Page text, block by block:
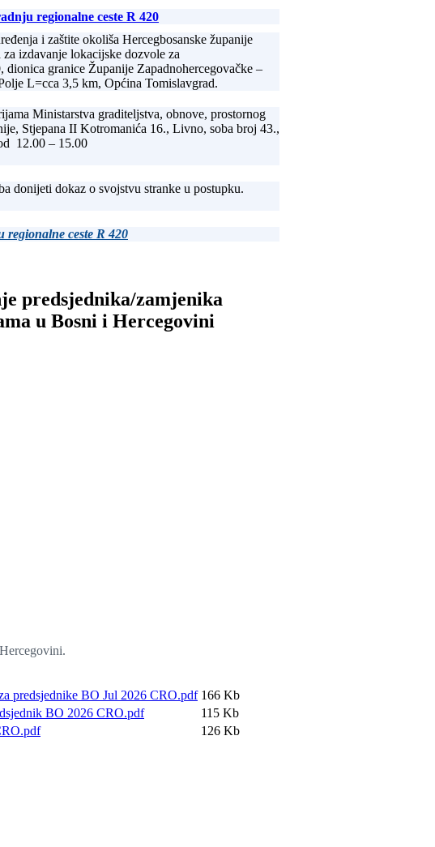
regionalne ceste R 420
i zaštite okoliša Hercegbosanske županije
izdavanje lokacijske dozvole za
granice Županije Zapadnohercegovačke –
L=cca 3,5 km, Općina Tomislavgrad.
Ministarstva graditeljstva, obnove, prostornog
Stjepana II Kotromanića 16., Livno, soba broj 43.,
12.00 – 15.00
donijeti dokaz o svojstvu stranke u postupku.
regionalne ceste R 420
predsjednika/zamjenika
u Bosni i Hercegovini
predsjednike BO Jul 2026 CRO.pdf 166 Kb
BO 2026 CRO.pdf
115 Kb
126 Kb